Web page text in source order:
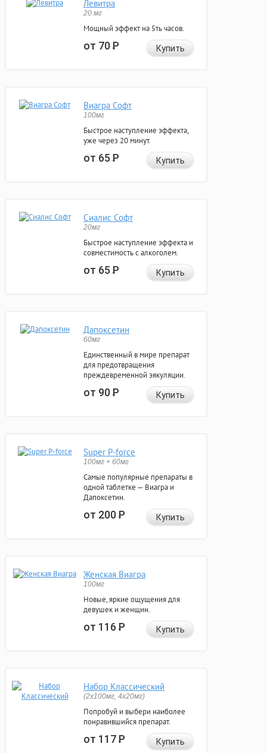
Левитра
20 мг
Мощный эффект на 5ть часов.
от 70Р Купить
Виагра Софт
100мг
Быстрое наступление эффекта,
уже через 20 минут.
от 65Р Купить
Сиалис Софт
20мг
Быстрое наступление эффекта и
совместимость с алкоголем.
от 65Р Купить
Дапоксетин
60мг
Единственный в мире препарат
для предотвращения
преждевременной эякуляции.
от 90Р Купить
Super P-force
100мг + 60мг
Самые популярные препараты в
одной таблетке — Виагра и
Дапоксетин.
от 200Р Купить
Женская Виагра
100мг
Новые, яркие ощущения для
девушек и женщин.
от 116Р Купить
Набор Классический
(2x100мг, 4x20мг)
Попробуй и выбери наиболее
понравившийся препарат.
от 117Р Купить